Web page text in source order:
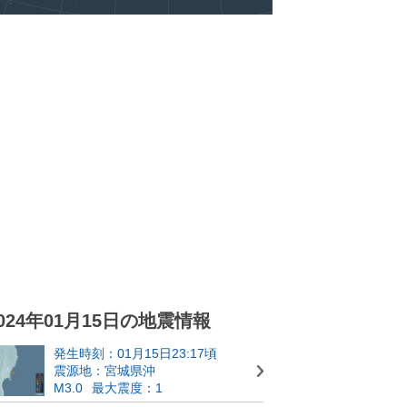
年01月15日の地震情報
発生時刻：01月15日23:17頃
震源地：宮城県沖
M3.0
最大震度：1